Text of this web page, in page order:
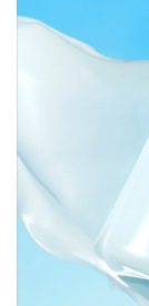
hviezdičiek.